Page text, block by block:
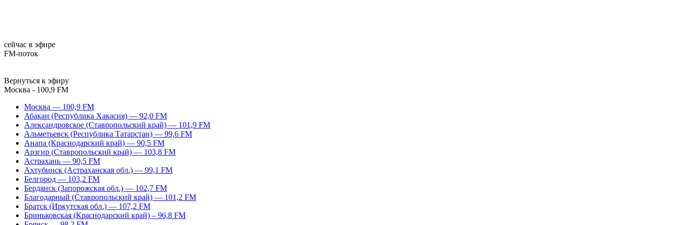
сейчас в эфире
FM-поток
Вернуться к эфиру
Москва - 100,9 FM
Москва — 100,9 FM
Абакан (Республика Хакасия) — 92,0 FM
Александровское (Ставропольский край) — 101,9 FM
Альметьевск (Республика Татарстан) — 99,6 FM
Анапа (Краснодарский край) — 90,5 FM
Арзгир (Ставропольский край) — 103,8 FM
Астрахань — 90,5 FM
Ахтубинск (Астраханская обл.) — 99,1 FM
Белгород — 103,2 FM
Бердянск (Запорожская обл.) — 102,7 FM
Благодарный (Ставропольский край) — 101,2 FM
Братск (Иркутская обл.) — 107,2 FM
Бриньковская (Краснодарский край) – 96,8 FM